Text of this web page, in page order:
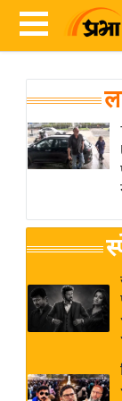
Latest
News
in
Hindi
News
Live
Breaking
News in
ता
ख
ब
राष्ट्रीय
अंतर्राष्ट्रीय
उद्योग
जगत
राय